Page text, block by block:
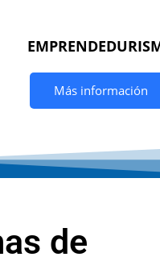
Más información
de